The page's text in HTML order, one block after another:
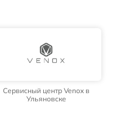
Сервисный центр Venox в
Ульяновске